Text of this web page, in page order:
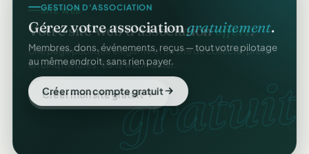
GESTION D'ASSOCIATION
Gérez votre associationgratuitement.
Membres, dons, événements, reçus — tout votre pilotage
au même endroit, sans rien payer.
Créer mon compte gratuit web.
SITE WEB
Votre site web d'associationoffert.
Une page publique élégante et un site de collecte, prêts
en cinq minutes. Sans webmaster.
Créer mon site gratuit